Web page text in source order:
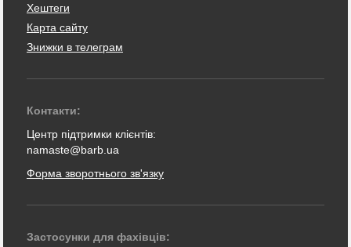
Хештеги
Карта сайту
Знижки в телеграм
Контакти:
Центр підтримки клієнтів:
namaste@barb.ua
Форма зворотнього зв'язку
Застосунки для фахівців: